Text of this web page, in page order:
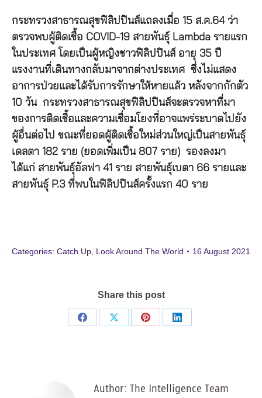
กระทรวงสาธารณสุขฟิลิปปินส์แถลงเมื่อ 15 ส.ค.64 ว่า
ตรวจพบผู้ติดเชื้อ COVID-19 สายพันธุ์ Lambda รายแรก
ในประเทศ โดยเป็นผู้หญิงชาวฟิลิปปินส์ อายุ 35 ปี
แรงงานที่เดินทางกลับมาจากต่างประเทศ ซึ่งไม่แสดง
อาการป่วยและได้รับการรักษาให้หายแล้ว หลังจากกักตัว
10 วัน กระทรวงสาธารณสุขฟิลิปปินส์จะตรวจหาที่มา
ของการติดเชื้อและความเชื่อมโยงที่อาจแพร่ระบาดไปยัง
ผู้อื่นต่อไป ขณะที่ยอดผู้ติดเชื้อใหม่ส่วนใหญ่เป็นสายพันธุ์
เดลตา 182 ราย (ยอดเพิ่มเป็น 807 ราย) รองลงมา
ได้แก่ สายพันธุ์อัลฟา 41 ราย สายพันธุ์เบตา 66 รายและ
สายพันธุ์ P.3 ที่พบในฟิลิปปินส์ครั้งแรก 40 ราย
Categories: Catch Up Look Around The World 16 August 2021
Share this post
Share
Share
Share
Share
Author: The Intelligence Team